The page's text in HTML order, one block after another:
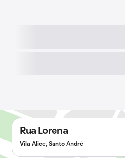
Rua Lorena
Vila Alice, Santo André